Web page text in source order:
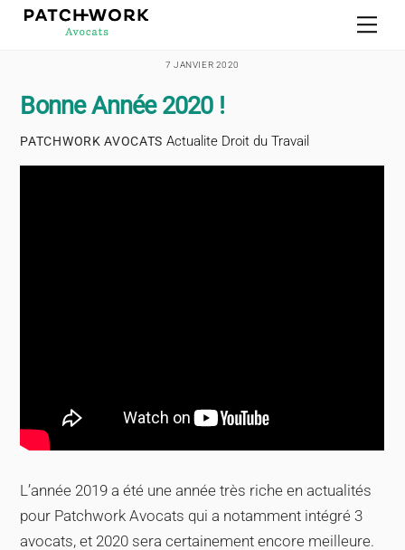
Skip
7 JANVIER 2020
Bonne Année 2020 !
PATCHWORK AVOCATS Actualite Droit du Travail
L’année 2019 a été une année très riche en actualités
pour Patchwork Avocats qui a notamment intégré 3
avocats, et 2020 sera certainement encore meilleure.